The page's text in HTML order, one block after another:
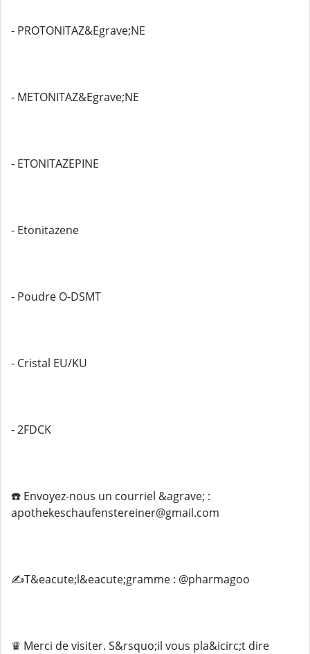
- PROTONITAZ&Egrave;NE
- METONITAZ&Egrave;NE
- ETONITAZEPINE
- Etonitazene
- Poudre O-DSMT
- Cristal EU/KU
- 2FDCK
☎️ Envoyez-nous un courriel &agrave; :
apothekeschaufenstereiner@gmail.com
✍️T&eacute;l&eacute;gramme : @pharmagoo
♛ Merci de visiter. S&rsquo;il vous pla&icirc;t dire